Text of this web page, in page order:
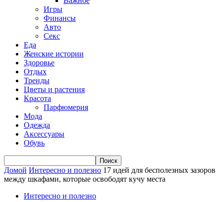
Игры
Финансы
Авто
Секс
Еда
Женские истории
Здоровье
Отдых
Тренды
Цветы и растения
Красота
Парфюмерия
Мода
Одежда
Аксессуары
Обувь
Домой Интересно и полезно 17 идей для бесполезных зазоров
между шкафами, которые освободят кучу места
Интересно и полезно